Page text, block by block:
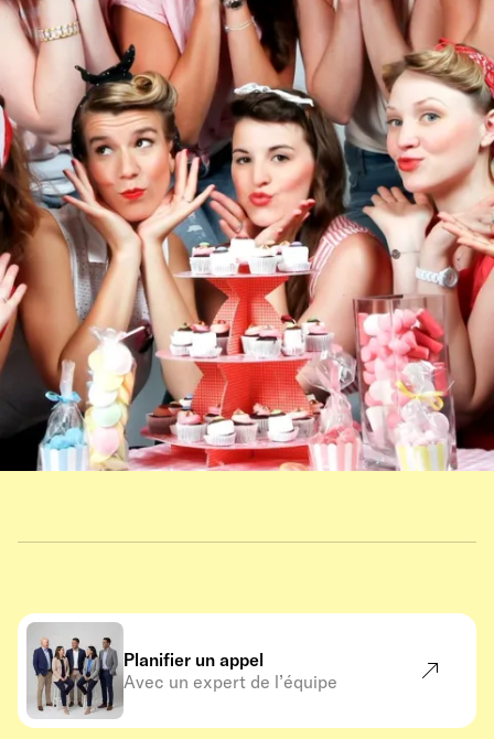
Planifier un appel
Avec un expert de l’équipe